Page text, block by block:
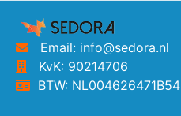
Email: info@sedora.nl
KvK: 90214706
BTW: NL004626471B54